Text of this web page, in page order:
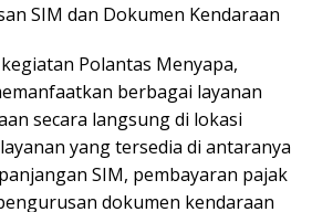
SIM dan Dokumen Kendaraan
Polantas Menyapa,
berbagai layanan
secara langsung di lokasi
yang tersedia di antaranya
SIM, pembayaran pajak
dokumen kendaraan